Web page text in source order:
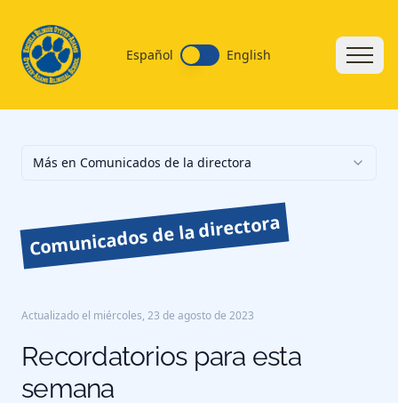
Español English
Más en Comunicados de la directora
Comunicados de la directora
Actualizado el miércoles, 23 de agosto de 2023
Recordatorios para esta
semana